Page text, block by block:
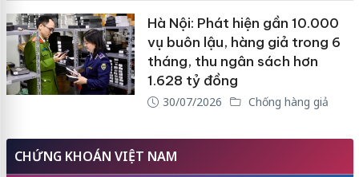
Hà Nội: Phát hiện gần 10.000
vụ buôn lậu, hàng giả trong 6
tháng, thu ngân sách hơn
1.628 tỷ đồng
30/07/2026 Chống hàng giả
CHỨNG KHOÁN VIỆT NAM